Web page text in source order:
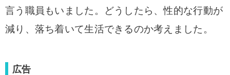
言う職員もいました。
どうしたら、性的な行動が
減り、落ち着いて生活できるのか考えました。
広告